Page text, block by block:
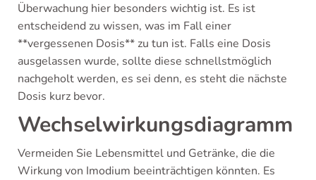
Überwachung hier besonders wichtig ist. Es ist
entscheidend zu wissen, was im Fall einer
**vergessenen Dosis** zu tun ist. Falls eine Dosis
ausgelassen wurde, sollte diese schnellstmöglich
nachgeholt werden, es sei denn, es steht die nächste
Dosis kurz bevor.
Wechselwirkungsdiagramm
Vermeiden Sie Lebensmittel und Getränke, die die
Wirkung von Imodium beeinträchtigen könnten. Es